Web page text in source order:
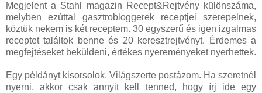
Megjelent a Stahl magazin Recept&Rejtvény különszáma,
melyben ezúttal gasztrobloggerek receptjei szerepelnek,
köztük nekem is két receptem. 30 egyszerű és igen izgalmas
receptet találtok benne és 20 keresztrejtvényt. Érdemes a
megfejtéseket beküldeni, értékes nyereményeket nyerhettek.
Egy példányt kisorsolok. Világszerte postázom. Ha szeretnél
nyerni, akkor csak annyit kell tenned, hogy írj ide egy